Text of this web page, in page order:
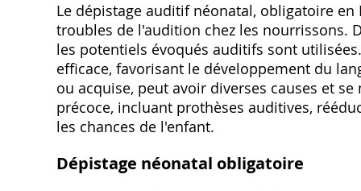
Le dépistage auditif néonatal, obligatoire
troubles de l'audition chez les nourrissons.
les potentiels évoqués auditifs sont
efficace, favorisant le développement du
ou acquise, peut avoir diverses causes et
précoce, incluant prothèses auditives,
les chances de l'enfant.
Dépistage néonatal obligatoire